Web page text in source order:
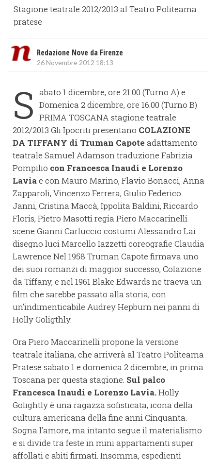
Stagione teatrale 2012/2013 al Teatro Politeama
pratese
Redazione Nove da Firenze
26 Novembre 2012 18:13
S abato 1 dicembre, ore 21.00 (Turno A) e
Domenica 2 dicembre, ore 16.00 (Turno B)
PRIMA TOSCANA stagione teatrale
2012/2013 Gli Ipocriti presentano COLAZIONE
DA TIFFANY di Truman Capote adattamento
teatrale Samuel Adamson traduzione Fabrizia
Pompilio con Francesca Inaudi e Lorenzo
Laviae con Mauro Marino, Flavio Bonacci, Anna
Zapparoli, Vincenzo Ferrera, Giulio Federico
Janni, Cristina Maccà, Ippolita Baldini, Riccardo
Floris, Pietro Masotti regia Piero Maccarinelli
scene Gianni Carluccio costumi Alessandro Lai
disegno luci Marcello Iazzetti coreografie Claudia
Lawrence Nel 1958 Truman Capote firmava uno
dei suoi romanzi di maggior successo, Colazione
da Tiffany, e nel 1961 Blake Edwards ne traeva un
film che sarebbe passato alla storia, con
un’indimenticabile Audrey Hepburn nei panni di
Holly Goligthly.
Ora Piero Maccarinelli propone la versione
teatrale italiana, che arriverà al Teatro Politeama
Pratese sabato 1 e domenica 2 dicembre, in prima
Toscana per questa stagione. Sul palco
Francesca Inaudi e Lorenzo Lavia.Holly
Golightly è una ragazza sofisticata, icona della
cultura americana della fine anni Cinquanta.
Sogna l’amore, ma intanto segue il materialismo
e si divide tra feste in mini appartamenti super
affollati e abiti firmati. Insomma, espedienti